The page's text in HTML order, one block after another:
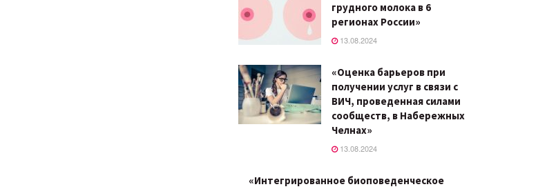
грудного молока в 6
регионах России»
13.08.2024
«Оценка барьеров при
получении услуг в связи с
ВИЧ, проведенная силами
сообществ, в Набережных
Челнах»
13.08.2024
«Интегрированное биоповеденческое